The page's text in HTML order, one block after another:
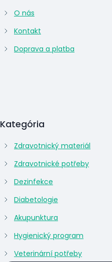
O nás
Kontakt
Doprava a platba
Kategória
Zdravotnický materiál
Zdravotnické potřeby
Dezinfekce
Diabetologie
Akupunktura
Hygienický program
Veterinární potřeby